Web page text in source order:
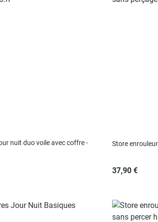
nuit duo voile avec coffre -
Store
37,90 €